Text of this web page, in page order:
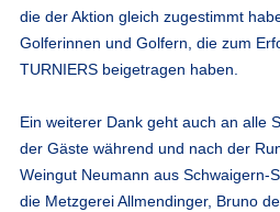
die der Aktion gleich zugestimmt
Golferinnen und Golfern, die zum
TURNIERS beigetragen haben.
Ein weiterer Dank geht auch an alle
der Gäste während und nach der
Weingut Neumann aus Schwaigern-
die Metzgerei Allmendinger, Bruno